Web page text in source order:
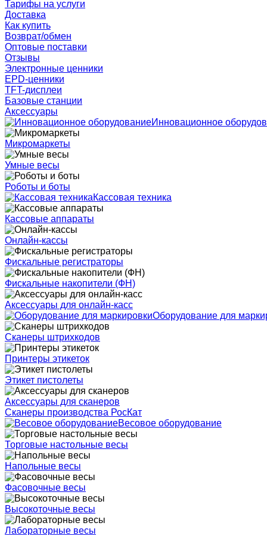
Тарифы на услуги
Доставка
Как купить
Возврат/обмен
Оптовые поставки
Отзывы
Электронные ценники
EPD-ценники
TFT-дисплеи
Базовые станции
Аксессуары
Инновационное
Микромаркеты
Умные весы
Роботы и боты
Кассовая техника
Кассовые аппараты
Онлайн-кассы
Фискальные регистраторы
Фискальные накопители (ФН)
Аксессуары для онлайн-касс
Оборудование для
Сканеры штрихкодов
Принтеры этикеток
Этикет пистолеты
Аксессуары для сканеров
Сканеры производства РосКат
Весовое оборудование
Торговые настольные весы
Напольные весы
Фасовочные весы
Высокоточные весы
Лабораторные весы